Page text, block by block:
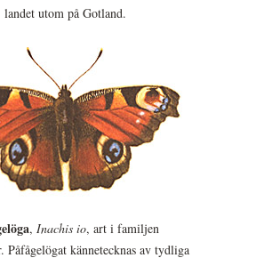
landet utom på Gotland.
, Inachis io, art i familjen
kännetecknas av tydliga